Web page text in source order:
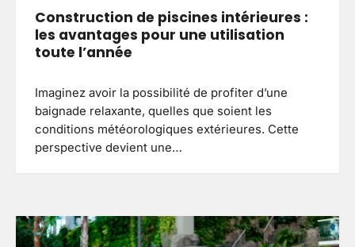
Construction de piscines intérieures :
les avantages pour une utilisation
toute l’année
Imaginez avoir la possibilité de profiter d’une
baignade relaxante, quelles que soient les
conditions météorologiques extérieures. Cette
perspective devient une…